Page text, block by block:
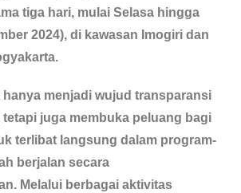
tiga hari, mulai Selasa hingga
2024), di kawasan Imogiri dan
hanya menjadi wujud transparansi
juga membuka peluang bagi
terlibat langsung dalam program-
berjalan secara
Melalui berbagai aktivitas